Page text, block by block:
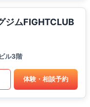
ジムFIGHTCLUB
ル3階
体験・相談予約